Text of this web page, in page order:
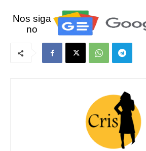
Nos siga
no